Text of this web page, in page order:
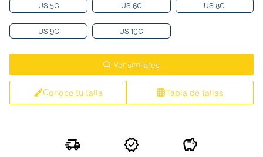
US 5C US 6C US 8C
US 9C US 10C
Ver similares
Conoce tu talla Tabla de tallas